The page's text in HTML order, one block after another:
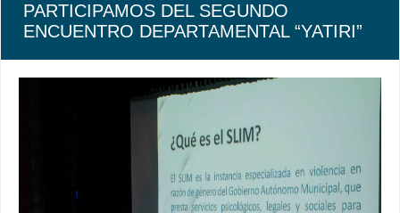
PARTICIPAMOS DEL SEGUNDO
ENCUENTRO DEPARTAMENTAL “YATIRI”